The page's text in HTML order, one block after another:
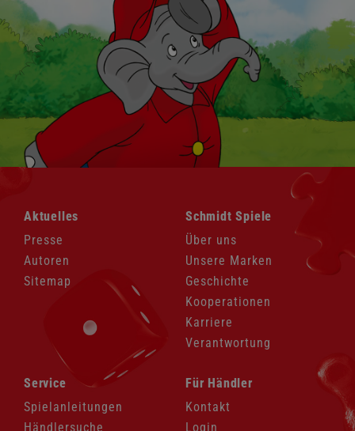
überspringen
Aktuelles
Presse
Autoren
Sitemap
Navigation
überspringen
Schmidt Spiele
Über uns
Unsere Marken
Geschichte
Kooperationen
Karriere
Verantwortung
Navigation
überspringen
Service
Spielanleitungen
Händlersuche
Navigation
überspringen
Für Händler
Kontakt
Login